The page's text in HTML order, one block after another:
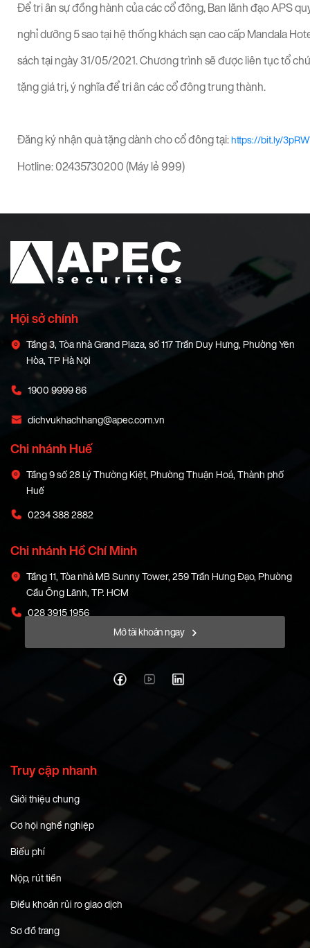
Để tri ân sự đồng hành của các cổ đông, Ban lãnh đạo APS
nghỉ dưỡng 5 sao tại hệ thống khách sạn cao cấp Mandala
sách tại ngày 31/05/2021. Chương trình sẽ được liên tục tổ
tặng giá trị, ý nghĩa để tri ân các cổ đông trung thành.
Đăng ký nhận quà tặng dành cho cổ đông tại:https://bit.ly/
Hotline: 02435730200 (Máy lẻ 999)
Mở tài khoản ngay
Hội sở chính
Tầng 3, Tòa nhà Grand Plaza, số 117 Trần Duy Hưng, Phường Yên
Hòa, TP Hà Nội
1900 9999 86
dichvukhachhang@apec.com.vn
Chi nhánh Huế
Tầng 9 số 28 Lý Thường Kiệt, Phường Thuận Hoá, Thành phố
Huế
0234 388 2882
Chi nhánh Hồ Chí Minh
Tầng 11, Tòa nhà MB Sunny Tower, 259 Trần Hưng Đạo, Phường
Cầu Ông Lãnh, TP. HCM
028 3915 1956
Truy cập nhanh
Giới thiệu chung
Cơ hội nghề nghiệp
Biểu phí
Nộp, rút tiền
Điều khoản rủi ro giao dịch
Sơ đồ trang